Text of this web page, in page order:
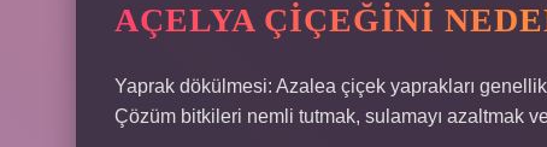
AÇELYA ÇIÇEĞINI
Yaprak dökülmesi: Azalea çiçek yaprakları
Çözüm bitkileri nemli tutmak, sulamayı azaltmak